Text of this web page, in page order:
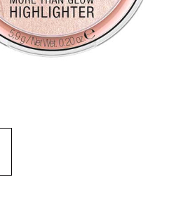
CREARE UN ACCOUNT